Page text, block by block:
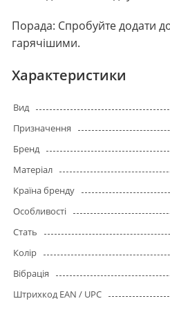
Порада: Спробуйте додати
гарячішими.
Характеристики
Вид
Призначення
Бренд
Матеріал
Країна бренду
Особливості
Стать
Колір
Вібрація
Штрихкод EAN / UPC